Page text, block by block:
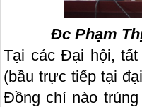
Đc Phạm
Tại các Đại hội,
(bầu trực tiếp tại
Đồng chí nào